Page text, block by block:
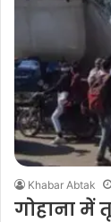
Khabar Abtak
गोहाना में